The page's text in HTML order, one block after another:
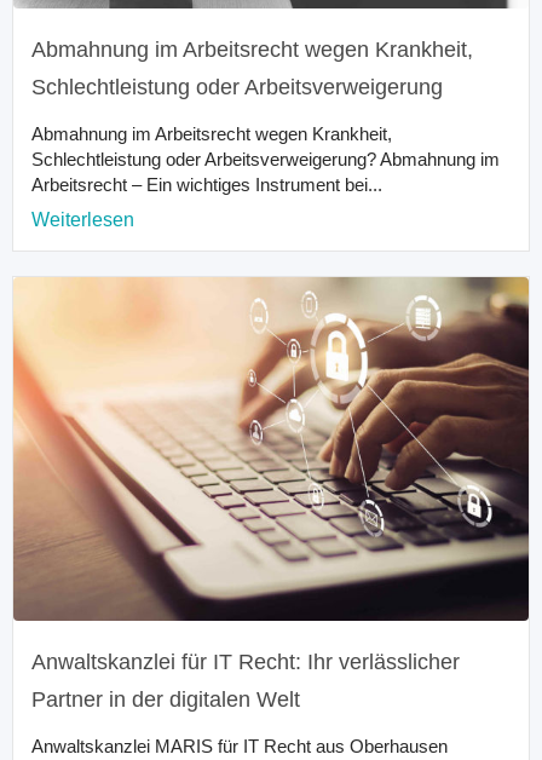
Abmahnung im Arbeitsrecht wegen Krankheit,
Schlechtleistung oder Arbeitsverweigerung
Abmahnung im Arbeitsrecht wegen Krankheit,
Schlechtleistung oder Arbeitsverweigerung? Abmahnung im
Arbeitsrecht – Ein wichtiges Instrument bei...
Weiterlesen
Anwaltskanzlei für IT Recht: Ihr verlässlicher
Partner in der digitalen Welt
Anwaltskanzlei MARIS für IT Recht aus Oberhausen